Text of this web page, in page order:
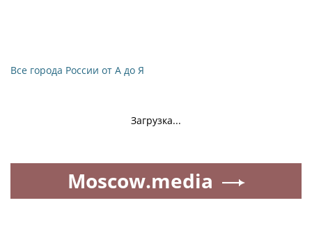
Все города России от А до Я
Загрузка...
Moscow.media